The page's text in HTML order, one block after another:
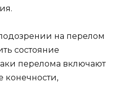
на перелом
состояние
перелома включают